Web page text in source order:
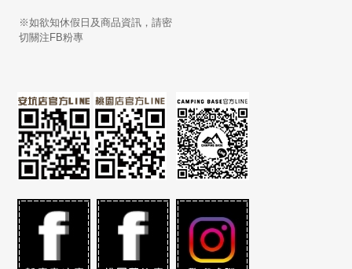
※如欲知休假日及商品資訊，請密
切關注FB粉專